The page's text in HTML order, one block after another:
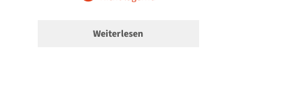
Weiterlesen